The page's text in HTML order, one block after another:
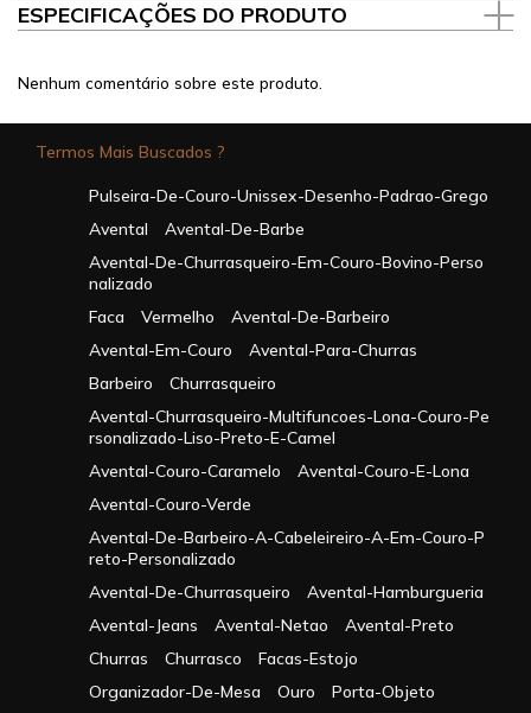
ESPECIFICAÇÕES DO PRODUTO
Nenhum comentário sobre este produto.
Termos Mais Buscados ?
Pulseira-De-Couro-Unissex-Desenho-Padrao-Grego
Avental
Avental-De-Barbe
Avental-De-Churrasqueiro-Em-Couro-Bovino-Perso
Nalizado
Faca
Vermelho
Avental-De-Barbeiro
Avental-Em-Couro
Avental-Para-Churras
Barbeiro
Churrasqueiro
Avental-Churrasqueiro-Multifuncoes-Lona-Couro-Pe
Rsonalizado-Liso-Preto-E-Camel
Avental-Couro-Caramelo
Avental-Couro-E-Lona
Avental-Couro-Verde
Avental-De-Barbeiro-A-Cabeleireiro-A-Em-Couro-P
Reto-Personalizado
Avental-De-Churrasqueiro
Avental-Hamburgueria
Avental-Jeans
Avental-Netao
Avental-Preto
Churras
Churrasco
Facas-Estojo
Organizador-De-Mesa
Ouro
Porta-Objeto